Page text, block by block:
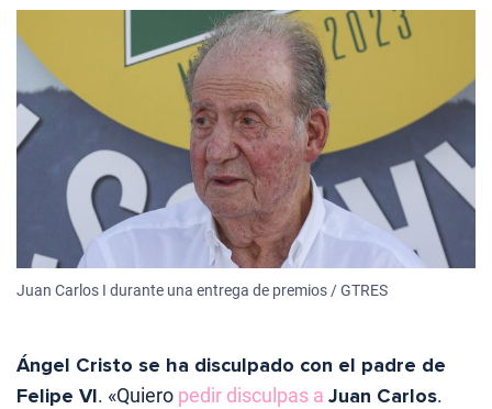
Juan Carlos I durante una entrega de premios / GTRES
Ángel Cristo se ha disculpado con el padre de
Felipe VI. «Quiero pedir disculpas a Juan Carlos.